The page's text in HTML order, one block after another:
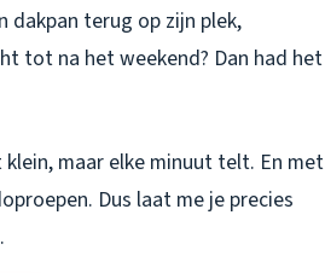
dakpan terug op zijn plek,
tot na het weekend? Dan had het
maar elke minuut telt. En met
Dus laat me je precies